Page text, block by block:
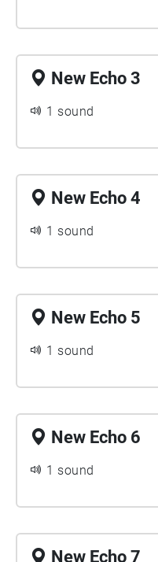
New Echo 3
1 sound
New Echo 4
1 sound
New Echo 5
1 sound
New Echo 6
1 sound
New Echo 7